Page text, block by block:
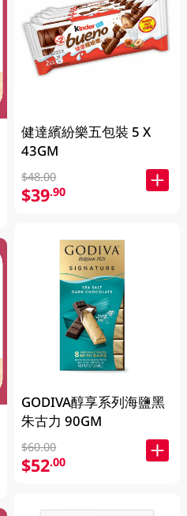
健達繽紛樂五包裝 5 X
43GM
$48.00
$39.90
GODIVA醇享系列海鹽黑
朱古力 90GM
$60.00
$52.00